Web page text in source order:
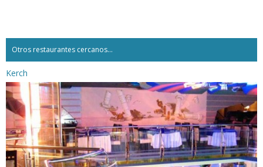
Otros restaurantes cercanos...
Kerch